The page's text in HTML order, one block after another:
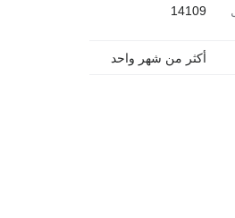
14109
أكثر من شهر واحد